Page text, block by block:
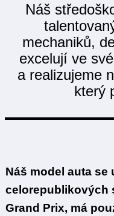
Náš
mechaniků,
excelují ve
a realizujeme
který
Náš model auta se
celorepublikových
Grand Prix, má